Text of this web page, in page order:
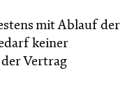
mit Ablauf der
keiner
Vertrag